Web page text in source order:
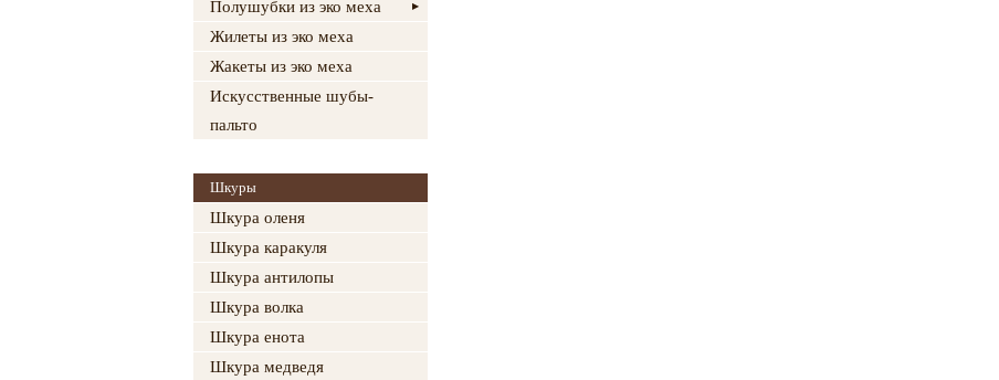
Полушубки из эко меха
Жилеты из эко меха
Жакеты из эко меха
Искусственные шубы-
пальто
Шкуры
Шкура оленя
Шкура каракуля
Шкура антилопы
Шкура волка
Шкура енота
Шкура медведя